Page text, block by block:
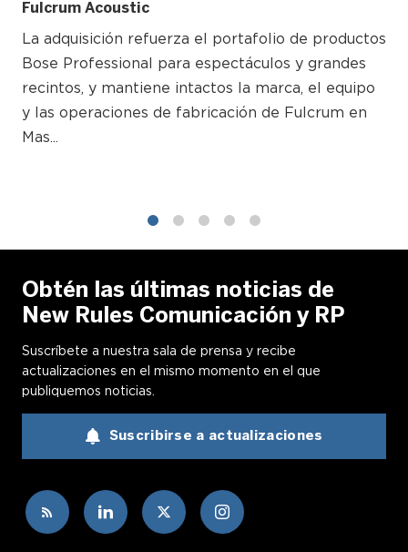
Fulcrum Acoustic
La adquisición refuerza el portafolio de productos
Bose Professional para espectáculos y grandes
recintos, y mantiene intactos la marca, el equipo
y las operaciones de fabricación de Fulcrum en
Mas...
Obtén las últimas noticias de
New Rules Comunicación y RP
Suscríbete a nuestra sala de prensa y recibe
actualizaciones en el mismo momento en el que
publiquemos noticias.
Suscribirse a actualizaciones